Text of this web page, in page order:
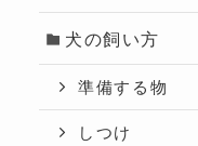
犬の飼い方
準備する物
しつけ